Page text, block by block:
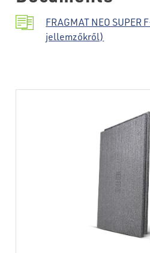
FRAGMAT NEO SUPER
jellemzőkről)